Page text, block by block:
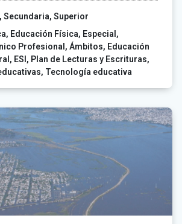
Secundaria Superior
Educación Física
Especial
Profesional Ámbitos
Educación
ESI
Plan de Lecturas y Escrituras
Tecnología educativa